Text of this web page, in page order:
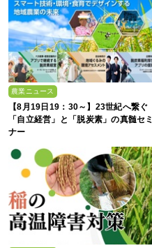
農業ニュース
【8月19日19：30～】23世紀へ繋ぐ
「自立経営」と「脱炭素」の真髄セミ
ナー